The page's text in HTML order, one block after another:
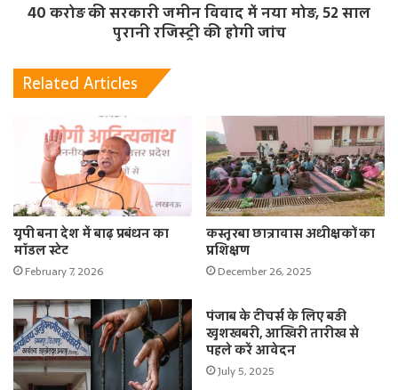
40 करोड़ की सरकारी जमीन विवाद में नया मोड़, 52 साल
पुरानी रजिस्ट्री की होगी जांच
Related Articles
यूपी बना देश में बाढ़ प्रबंधन का
मॉडल स्टेट
February 7, 2026
कस्‍तूरबा छात्रावास अधीक्षकों का
प्रशिक्षण
December 26, 2025
पंजाब के टीचर्स के लिए बड़ी
खुशखबरी, आखिरी तारीख से
पहले करें आवेदन
July 5, 2025